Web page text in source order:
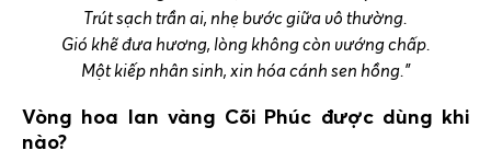
Trút sạch trần ai, nhẹ bước giữa vô thường.
Gió khẽ đưa hương, lòng không còn vướng chấp.
Một kiếp nhân sinh, xin hóa cánh sen hồng.”
Vòng hoa lan vàng Cõi Phúc được dùng khi
nào?